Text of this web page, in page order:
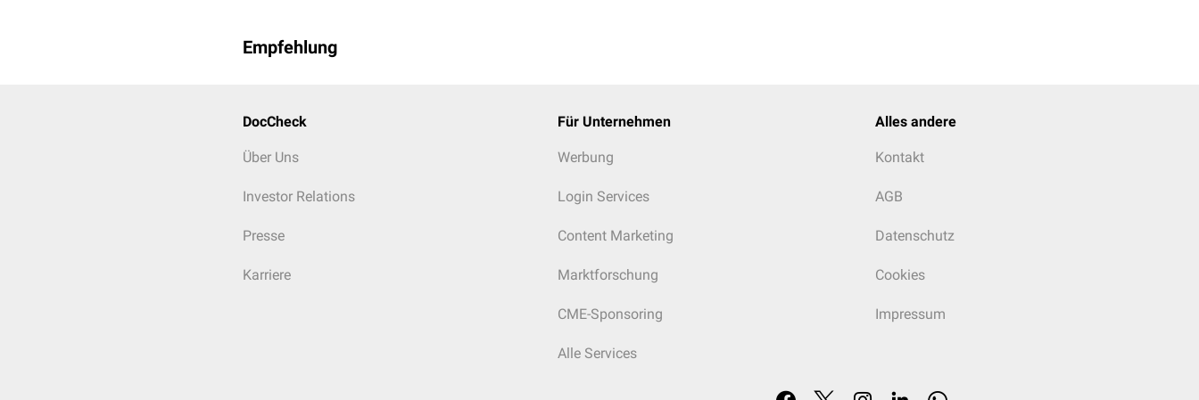
Empfehlung
DocCheck
Über Uns
Investor Relations
Presse
Karriere
Für Unternehmen
Werbung
Login Services
Content Marketing
Marktforschung
CME-Sponsoring
Alle Services
Alles andere
Kontakt
AGB
Datenschutz
Cookies
Impressum